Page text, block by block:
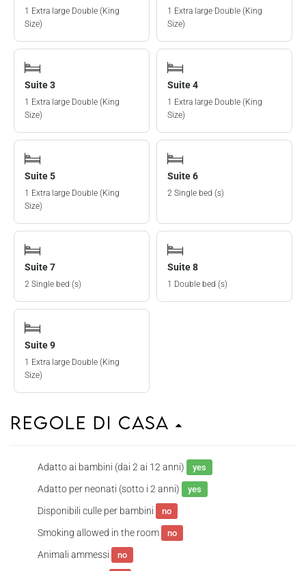
1 Extra large Double (King
Size)
1 Extra large Double (King
Size)
Suite 3
1 Extra large Double (King
Size)
Suite 4
1 Extra large Double (King
Size)
Suite 5
1 Extra large Double (King
Size)
Suite 6
2 Single bed (s)
Suite 7
2 Single bed (s)
Suite 8
1 Double bed (s)
Suite 9
1 Extra large Double (King
Size)
Regole di casa
Adatto ai bambini (dai 2 ai 12 anni) yes
Adatto per neonati (sotto i 2 anni) yes
Disponibili culle per bambini no
Smoking allowed in the room no
Animali ammessi no